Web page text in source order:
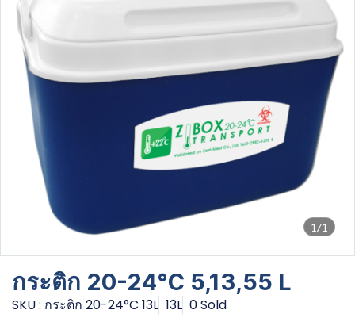
1/1
กระติก 20-24°C 5,13,55 L
SKU : กระติก 20-24°C 13L 13L 0 Sold